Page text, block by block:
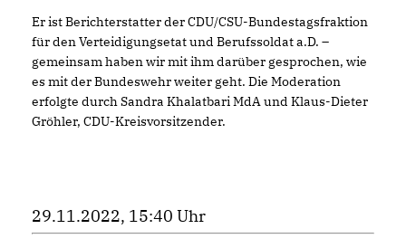
Er ist Berichterstatter der CDU/CSU-Bundestagsfraktion
für den Verteidigungsetat und Berufssoldat a.D. –
gemeinsam haben wir mit ihm darüber gesprochen, wie
es mit der Bundeswehr weiter geht. Die Moderation
erfolgte durch Sandra Khalatbari MdA und Klaus-Dieter
Gröhler, CDU-Kreisvorsitzender.
29.11.2022, 15:40 Uhr